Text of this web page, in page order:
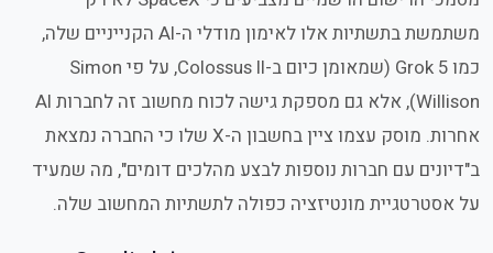
משתמשת בתשתיות אלו לאימון מודלי ה-AI הקנייניים שלה,
כמו Grok 5 (שמאומן כיום ב-Colossus II, על פי Simon
Willison), אלא גם מספקת גישה לכוח מחשוב זה לחברות AI
אחרות. מוסק עצמו ציין בחשבון ה-X שלו כי החברה נמצאת
ב"דיונים עם חברות נוספות לבצע מהלכים דומים", מה שמעיד
על אסטרטגיית מונטיזציה כפולה לתשתיות המחשוב שלה.